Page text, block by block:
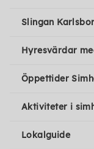
Slingan
Hyresvärdar
Öppettider
Aktiviteter i
Lokalguide